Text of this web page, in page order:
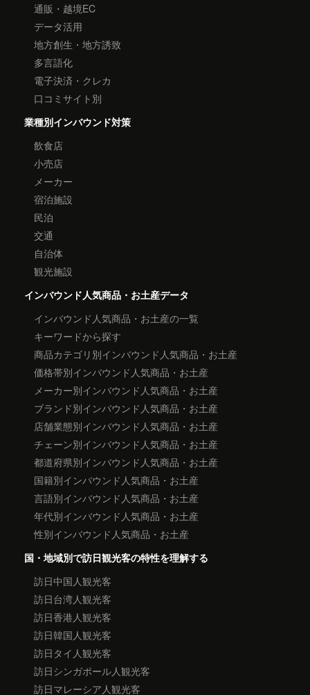
通販・越境EC
データ活用
地方創生・地方誘致
多言語化
電子決済・クレカ
口コミサイト別
業種別インバウンド対策
飲食店
小売店
メーカー
宿泊施設
民泊
交通
自治体
観光施設
インバウンド人気商品・お土産データ
インバウンド人気商品・お土産の一覧
キーワードから探す
商品カテゴリ別インバウンド人気商品・お土産
価格帯別インバウンド人気商品・お土産
メーカー別インバウンド人気商品・お土産
ブランド別インバウンド人気商品・お土産
店舗業態別インバウンド人気商品・お土産
チェーン別インバウンド人気商品・お土産
都道府県別インバウンド人気商品・お土産
国籍別インバウンド人気商品・お土産
言語別インバウンド人気商品・お土産
年代別インバウンド人気商品・お土産
性別インバウンド人気商品・お土産
国・地域別で訪日観光客の特性を理解する
訪日中国人観光客
訪日台湾人観光客
訪日香港人観光客
訪日韓国人観光客
訪日タイ人観光客
訪日シンガポール人観光客
訪日マレーシア人観光客